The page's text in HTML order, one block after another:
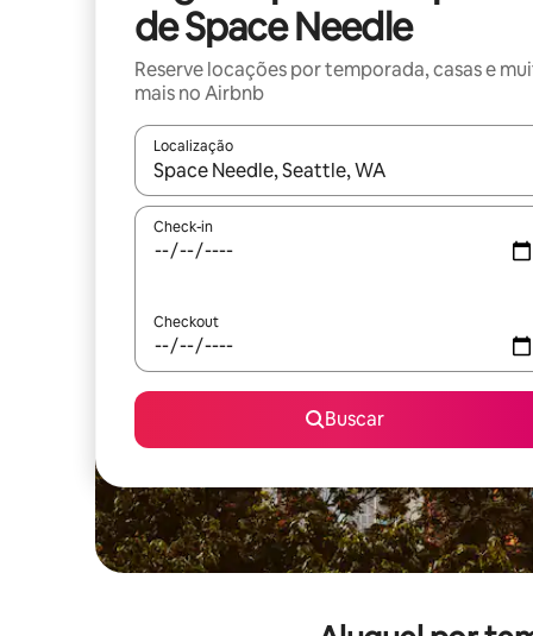
de Space Needle
Reserve locações por temporada, casas e
mais no Airbnb
Localização
Quando os resultados estiverem disponíveis,
Check-in
Checkout
Buscar